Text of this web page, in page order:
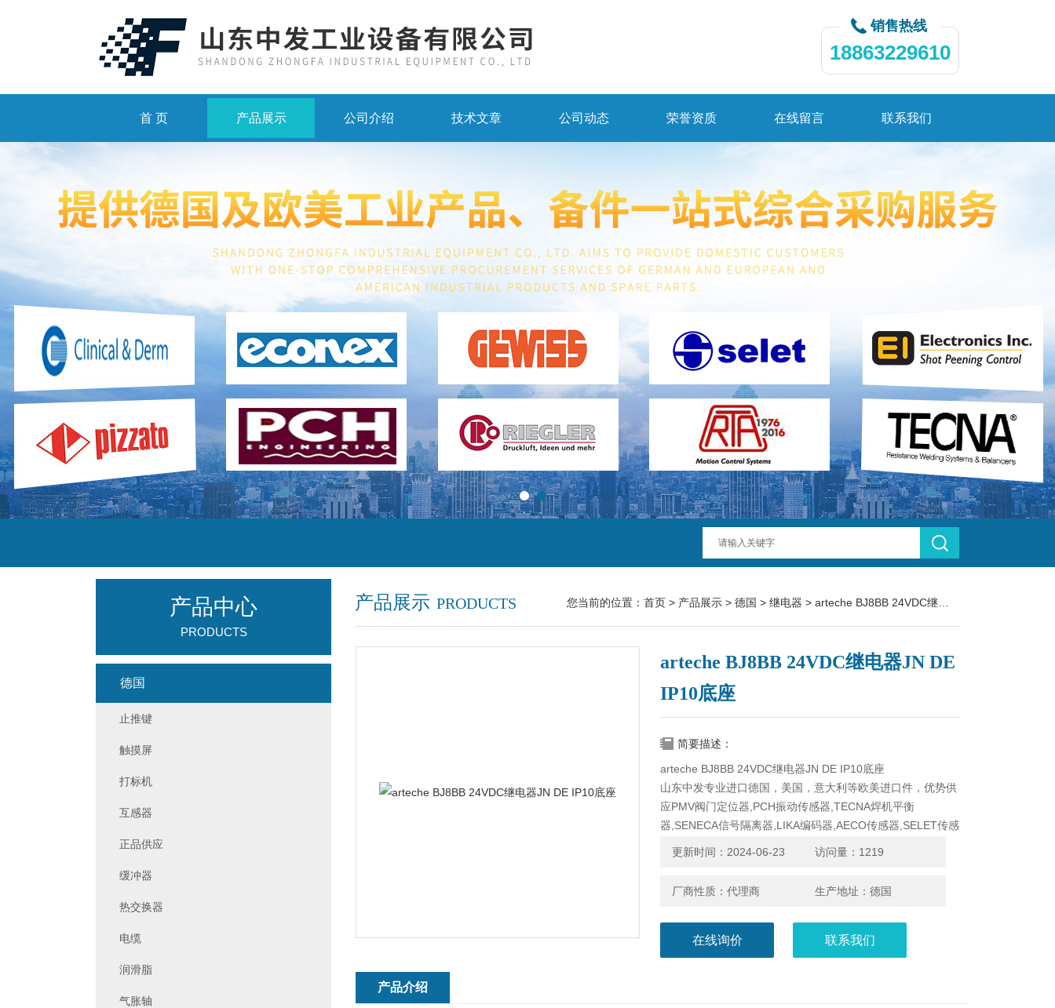
销售热线
18863229610
首 页 产品展示 公司介绍 技术文章 公司动态 荣誉资质 在线留言 联系我们
产品展示 PRODUCTS 您当前的位置： 首页 > 产品展示 > 德国 > 继电器 > arteche BJ8BB 24VDC继电器JN DE IP10底座
arteche BJ8BB 24VDC继电器JN DE
IP10底座
简要描述：
arteche BJ8BB 24VDC继电器JN DE IP10底座
山东中发专业进口德国，美国，意大利等欧美进口件，优势供
应PMV阀门定位器,PCH振动传感器,TECNA焊机平衡
器,SENECA信号隔离器,LIKA编码器,AECO传感器,SELET传感
器,PIXSYS温控器PIZZATO限位开关等品牌，原厂进口，*,只
更新时间：2024-06-23 访问量：1219
厂商性质：代理商 生产地址：德国
在线询价 联系我们
产品介绍
产品中心
PRODUCTS
德国
止推键
触摸屏
打标机
互感器
正品供应
缓冲器
热交换器
电缆
润滑脂
气胀轴